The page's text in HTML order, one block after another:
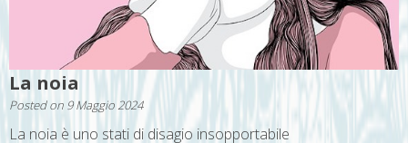
La noia
Posted on 9 Maggio 2024
La noia è uno stati di disagio insopportabile